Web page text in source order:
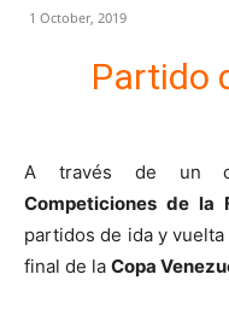
1 October, 2019
Partido
A través de un
Competiciones de la
partidos de ida y
final de la Copa